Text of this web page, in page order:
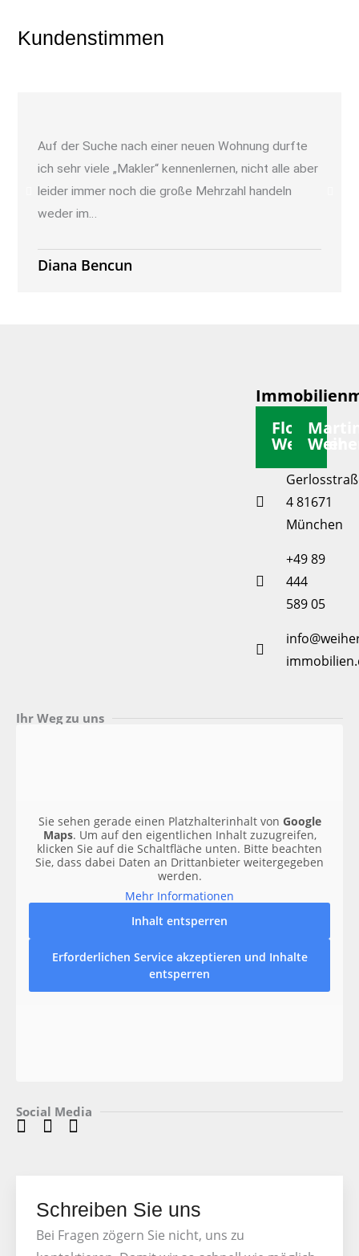
Kundenstimmen
Auf der Suche nach einer neuen Wohnung durfte
ich sehr viele „Makler“ kennenlernen, nicht alle aber
leider immer noch die große Mehrzahl handeln
weder im…
Diana Bencun
Florian
Weiherer
4 81671
München
+49 89
444
589 05
Ihr Weg zu uns
Sie sehen gerade einen Platzhalterinhalt von Google
Maps. Um auf den eigentlichen Inhalt zuzugreifen,
klicken Sie auf die Schaltfläche unten. Bitte beachten
Sie, dass dabei Daten an Drittanbieter weitergegeben
werden.
Mehr Informationen
Inhalt entsperren
Erforderlichen Service akzeptieren und Inhalte
entsperren
Social Media
Schreiben Sie uns
Bei Fragen zögern Sie nicht, uns zu